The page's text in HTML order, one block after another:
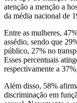
atenção a menção a
da média nacional de
Entre as mulheres,
assédio, sendo que
público, 27% no
Esses percentuais
respectivamente a
Além disso, 58%
discriminação em